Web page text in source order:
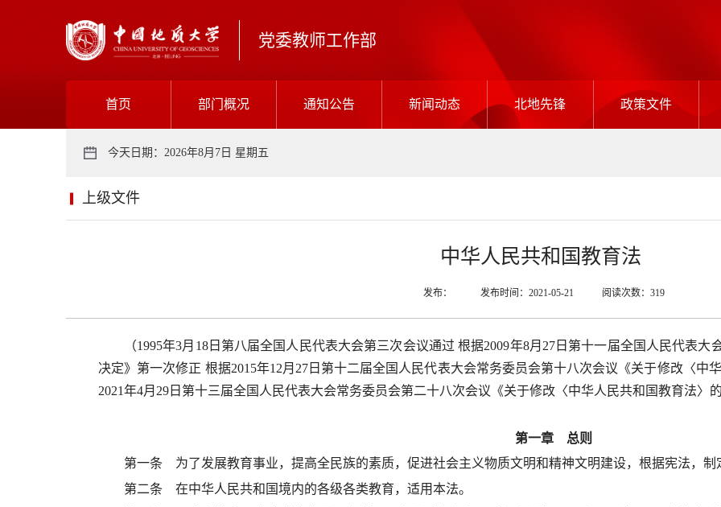
党委教师工作部
首页 部门概况 通知公告 新闻动态 北地先锋 政策文件
今天日期：2026年8月7日 星期五
上级文件
中华人民共和国教育法
发布： 发布时间：2021-05-21 阅读次数：319
（1995年3月18日第八届全国人民代表大会第三次会议通过 根据2009年8月27日第十一届全国人民代表
决定》第一次修正 根据2015年12月27日第十二届全国人民代表大会常务委员会第十八次会议《关于修改〈中
2021年4月29日第十三届全国人民代表大会常务委员会第二十八次会议《关于修改〈中华人民共和国教育法〉
第一章 总则
第一条 为了发展教育事业，提高全民族的素质，促进社会主义物质文明和精神文明建设，根据宪法，制
第二条 在中华人民共和国境内的各级各类教育，适用本法。